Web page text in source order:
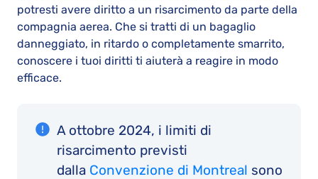
potresti avere diritto a un risarcimento da parte della
compagnia aerea. Che si tratti di un bagaglio
danneggiato, in ritardo o completamente smarrito,
conoscere i tuoi diritti ti aiuterà a reagire in modo
efficace.
A ottobre 2024, i limiti di
risarcimento previsti
dalla Convenzione di Montreal sono